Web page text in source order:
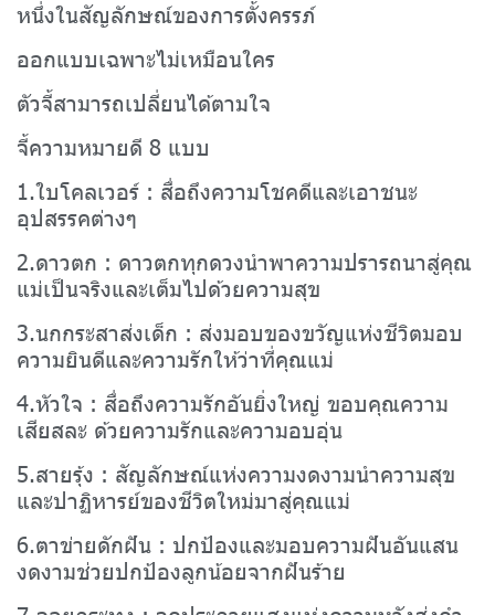
หนึ่งในสัญลักษณ์ของการตั้งครรภ์
ออกแบบเฉพาะไม่เหมือนใคร
ตัวจี้สามารถเปลี่ยนได้ตามใจ
จี้ความหมายดี 8 แบบ
1.ใบโคลเวอร์ : สื่อถึงความโชคดีและเอาชนะ
อุปสรรคต่างๆ
2.ดาวตก : ดาวตกทุกดวงนำพาความปรารถนาสู่คุณ
แม่เป็นจริงและเต็มไปด้วยความสุข
3.นกกระสาส่งเด็ก : ส่งมอบของขวัญแห่งชีวิตมอบ
ความยินดีและความรักให้ว่าที่คุณแม่
4.หัวใจ : สื่อถึงความรักอันยิ่งใหญ่ ขอบคุณความ
เสียสละ ด้วยความรักและความอบอุ่น
5.สายรุ้ง : สัญลักษณ์แห่งความงดงามนำความสุข
และปาฏิหารย์ของชีวิตใหม่มาสู่คุณแม่
6.ตาข่ายดักฝัน : ปกป้องและมอบความฝันอันแสน
งดงามช่วยปกป้องลูกน้อยจากฝันร้าย